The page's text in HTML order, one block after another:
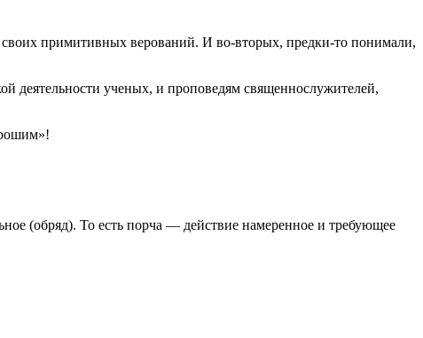
примитивных верований. И во-вторых, предки-то понимали,
деятельности ученых, и проповедям священнослужителей,
(обряд). То есть порча — действие намеренное и требующее